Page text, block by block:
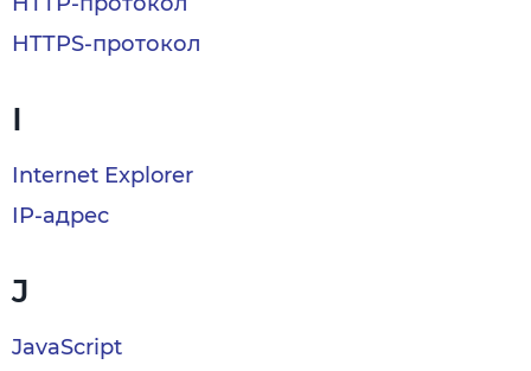
HTTPS-протокол
I
Internet Explorer
IP-адрес
J
JavaScript